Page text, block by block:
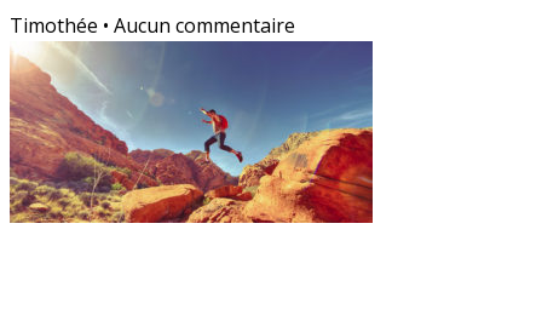
Timothée
Aucun commentaire